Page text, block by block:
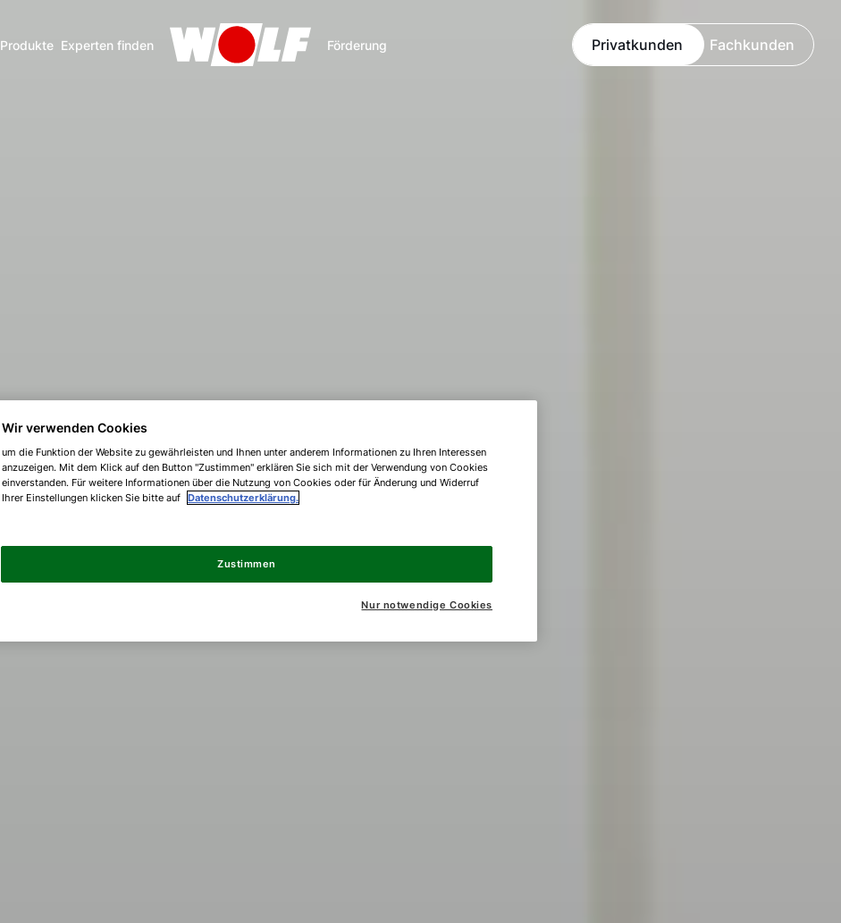
Produkte Experten finden Förderung Privatkunden Fachkunden
Wir verwenden Cookies
um die Funktion der Website zu gewährleisten und Ihnen unter anderem Informationen zu Ihren Interessen
anzuzeigen. Mit dem Klick auf den Button "Zustimmen" erklären Sie sich mit der Verwendung von Cookies
einverstanden. Für weitere Informationen über die Nutzung von Cookies oder für Änderung und Widerruf
Ihrer Einstellungen klicken Sie bitte auf Datenschutzerklärung.
Nur notwendige Cookies
Zustimmen